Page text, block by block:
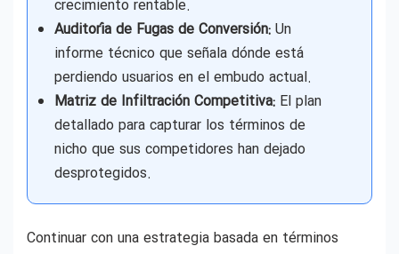
crecimiento rentable.
Auditoría de Fugas de Conversión: Un
informe técnico que señala dónde está
perdiendo usuarios en el embudo actual.
Matriz de Infiltración Competitiva: El plan
detallado para capturar los términos de
nicho que sus competidores han dejado
desprotegidos.
Continuar con una estrategia basada en términos